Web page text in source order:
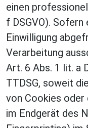
einen
f DSGVO).
Einwilligung
Verarbeitung
Art. 6 Abs. 1 lit. a
TTDSG, soweit
von Cookies
im Endgerät des